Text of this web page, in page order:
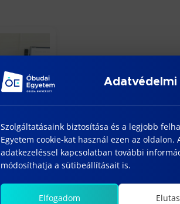
Szolgáltatásaink biztosítása és a legjobb
Egyetem cookie-kat használ ezen az oldalon.
adatkezeléssel kapcsolatban további
módosíthatja a sütibeállításait is.
Elfogadom